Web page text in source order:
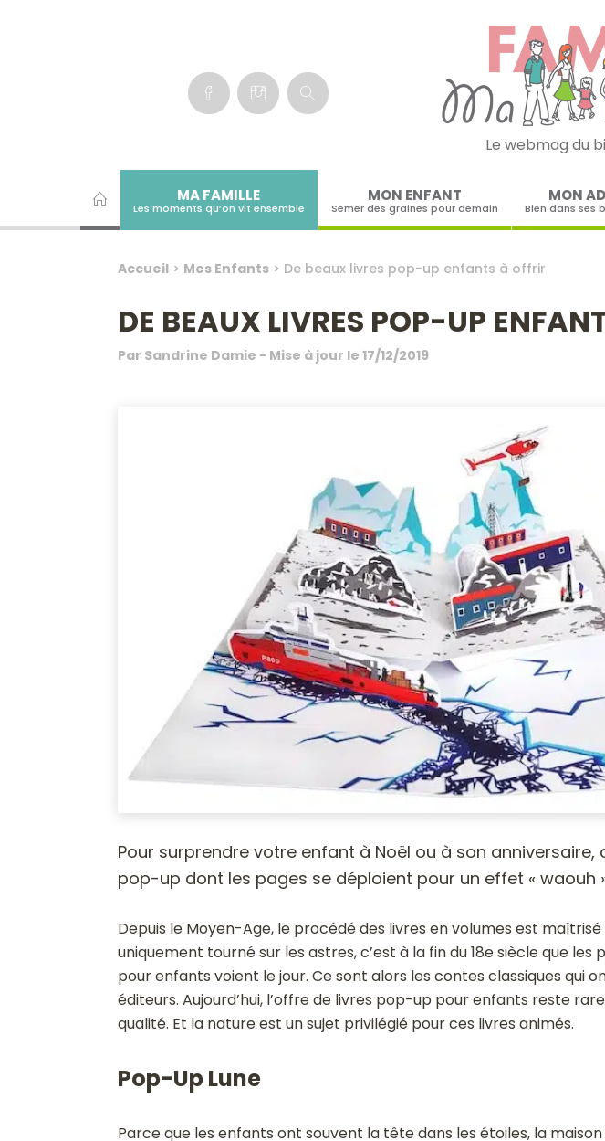
Le webmag du
MA FAMILLE
Les moments qu’on vit ensemble
MON ENFANT
Semer des graines pour demain
MON
Bien dans ses
Accueil> Mes Enfants> De beaux livres pop-up enfants à offrir
DE BEAUX LIVRES POP-UP
Par Sandrine Damie - Mise à jour le 17/12/2019
Pour surprendre votre enfant à Noël ou à son anniversaire,
pop-up dont les pages se déploient pour un effet « waouh
Depuis le Moyen-Age, le procédé des livres en volumes est maîtrisé
uniquement tourné sur les astres, c’est à la fin du 18esiècle que les
pour enfants voient le jour. Ce sont alors les contes classiques qui
éditeurs. Aujourd’hui, l’offre de livres pop-up pour enfants reste
qualité. Et la nature est un sujet privilégié pour ces livres animés.
Pop-Up Lune
Parce que les enfants ont souvent la tête dans les étoiles, la maison